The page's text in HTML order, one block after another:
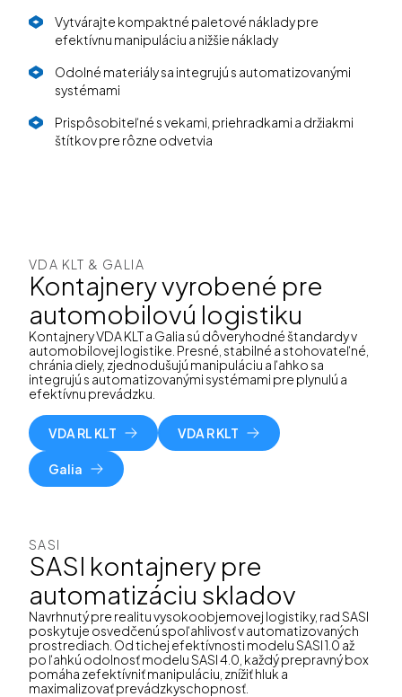
Vytvárajte kompaktné paletové náklady pre
efektívnu manipuláciu a nižšie náklady
Odolné materiály sa integrujú s automatizovanými
systémami
Prispôsobiteľné s vekami, priehradkami a držiakmi
štítkov pre rôzne odvetvia
VDA KLT & GALIA
Kontajnery vyrobené pre
automobilovú logistiku
Kontajnery VDA KLT a Galia sú dôveryhodné štandardy v
automobilovej logistike. Presné, stabilné a stohovateľné,
chránia diely, zjednodušujú manipuláciu a ľahko sa
integrujú s automatizovanými systémami pre plynulú a
efektívnu prevádzku.
VDA RL KLT VDA R KLT
Galia
SASI
SASI kontajnery pre
automatizáciu skladov
Navrhnutý pre realitu vysokoobjemovej logistiky, rad SASI
poskytuje osvedčenú spoľahlivosť v automatizovaných
prostrediach. Od tichej efektívnosti modelu SASI 1.0 až
po ľahkú odolnosť modelu SASI 4.0, každý prepravný box
pomáha zefektívniť manipuláciu, znížiť hluk a
maximalizovať prevádzkyschopnosť.